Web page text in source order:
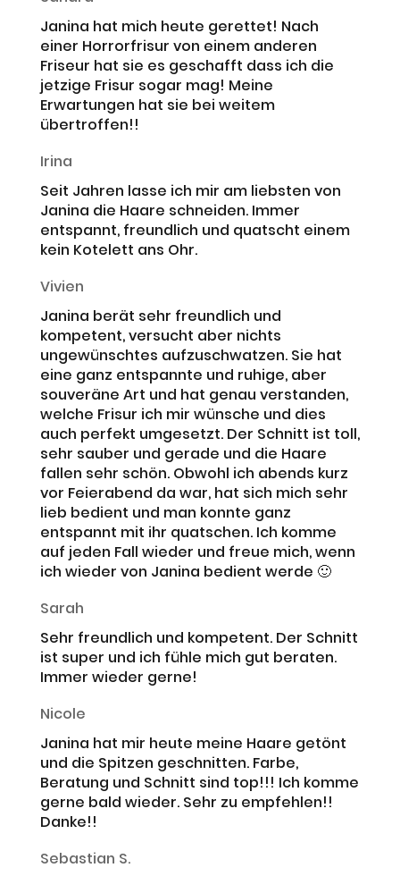
Janina hat mich heute gerettet! Nach
einer Horrorfrisur von einem anderen
Friseur hat sie es geschafft dass ich die
jetzige Frisur sogar mag! Meine
Erwartungen hat sie bei weitem
übertroffen!!
Irina
Seit Jahren lasse ich mir am liebsten von
Janina die Haare schneiden. Immer
entspannt, freundlich und quatscht einem
kein Kotelett ans Ohr.
Vivien
Janina berät sehr freundlich und
kompetent, versucht aber nichts
ungewünschtes aufzuschwatzen. Sie hat
eine ganz entspannte und ruhige, aber
souveräne Art und hat genau verstanden,
welche Frisur ich mir wünsche und dies
auch perfekt umgesetzt. Der Schnitt ist toll,
sehr sauber und gerade und die Haare
fallen sehr schön. Obwohl ich abends kurz
vor Feierabend da war, hat sich mich sehr
lieb bedient und man konnte ganz
entspannt mit ihr quatschen. Ich komme
auf jeden Fall wieder und freue mich, wenn
ich wieder von Janina bedient werde 🙂
Sarah
Sehr freundlich und kompetent. Der Schnitt
ist super und ich fühle mich gut beraten.
Immer wieder gerne!
Nicole
Janina hat mir heute meine Haare getönt
und die Spitzen geschnitten. Farbe,
Beratung und Schnitt sind top!!! Ich komme
gerne bald wieder. Sehr zu empfehlen!!
Danke!!
Sebastian S.